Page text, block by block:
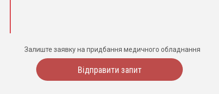
Аналого-цифровий
перетворювач
16 біт
Корисна площа
209,9 мм x 209,9 мм
Залиште заявку на придбання медичного обладнання
Відправити запит